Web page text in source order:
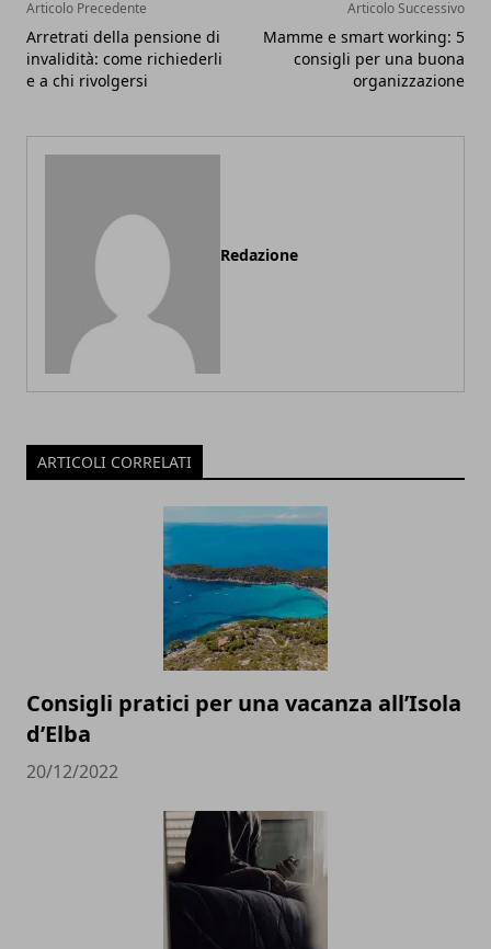
Articolo Precedente
Arretrati della pensione di
invalidità: come richiederli
e a chi rivolgersi
Articolo Successivo
Mamme e smart working: 5
consigli per una buona
organizzazione
Redazione
ARTICOLI CORRELATI
Consigli pratici per una vacanza all’Isola
d’Elba
20/12/2022